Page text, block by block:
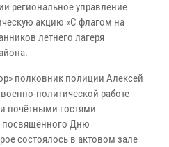
региональное управление
акцию «С флагом на
летнего лагеря
полковник полиции Алексей
политической работе
почётными гостями
посвящённого Дню
состоялось в актовом зале